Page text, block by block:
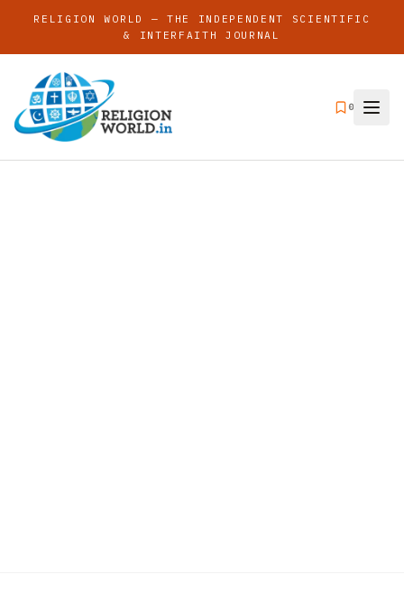
RELIGION WORLD — THE INDEPENDENT SCIENTIFIC
& INTERFAITH JOURNAL
0